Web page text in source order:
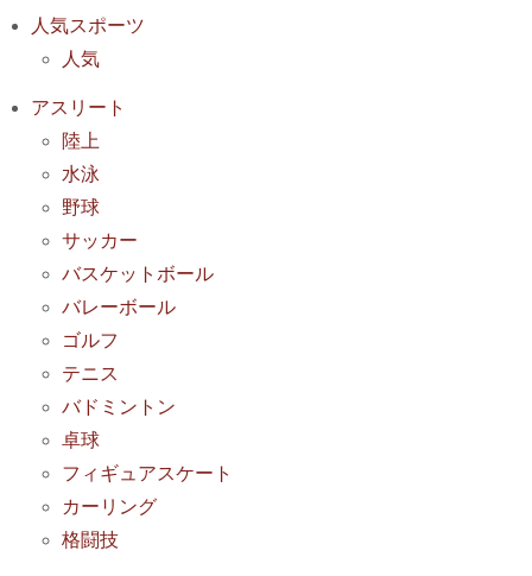
人気スポーツ
人気
アスリート
陸上
水泳
野球
サッカー
バスケットボール
バレーボール
ゴルフ
テニス
バドミントン
卓球
フィギュアスケート
カーリング
格闘技